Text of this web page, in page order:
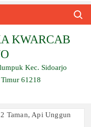
KWARCAB
Kec. Sidoarjo
61218
Taman, Api Unggun